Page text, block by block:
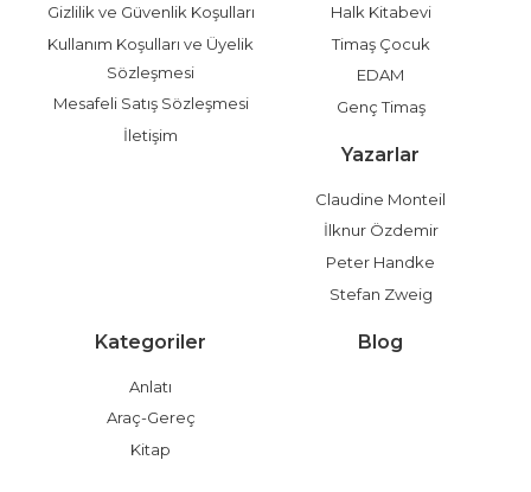
Gizlilik ve Güvenlik Koşulları
Kullanım Koşulları ve Üyelik
Sözleşmesi
Mesafeli Satış Sözleşmesi
İletişim
Halk Kitabevi
Timaş Çocuk
EDAM
Genç Timaş
Yazarlar
Claudine Monteil
İlknur Özdemir
Peter Handke
Stefan Zweig
Kategoriler
Anlatı
Araç-Gereç
Kitap
Blog